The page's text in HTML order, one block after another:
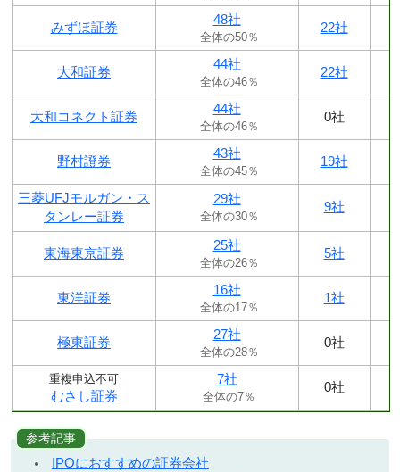
みずほ証券
48社
全体の50％
22社
大和証券
44社
全体の46％
22社
大和コネクト証券
44社
全体の46％
0社
野村證券
43社
全体の45％
19社
三菱UFJモルガン・ス
タンレー証券
29社
全体の30％
9社
東海東京証券
25社
全体の26％
5社
東洋証券
16社
全体の17％
1社
極東証券
27社
全体の28％
0社
重複申込不可
むさし証券
7社
全体の7％
0社
参考記事
IPOにおすすめの証券会社